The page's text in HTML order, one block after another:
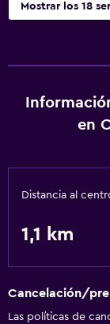
Mostrar los 18
Habitaciones
Mascotas
Wifi gratis
en
Distancia al
1,1 km
Cancelación/
Las políticas de